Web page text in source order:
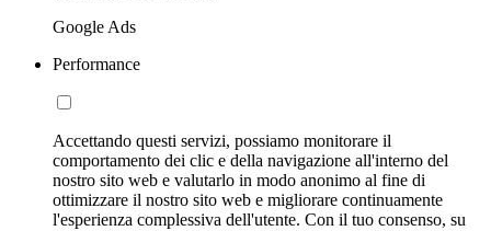
Google Ads
Performance
Accettando questi servizi, possiamo monitorare il
comportamento dei clic e della navigazione all'interno del
nostro sito web e valutarlo in modo anonimo al fine di
ottimizzare il nostro sito web e migliorare continuamente
l'esperienza complessiva dell'utente. Con il tuo consenso, su